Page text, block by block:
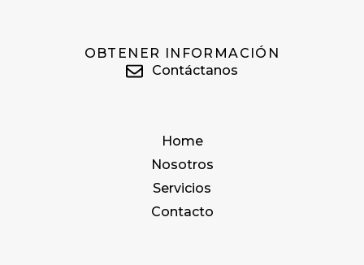
Home
Nosotros
Servicios
Contacto
OBTENER INFORMACIÓN
Contáctanos